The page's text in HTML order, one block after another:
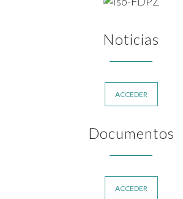
Noticias
ACCEDER
Documentos
ACCEDER